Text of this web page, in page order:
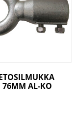
76MM AL-KO